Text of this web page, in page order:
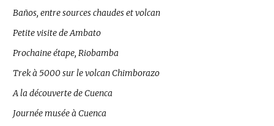
Baños, entre sources chaudes et volcan
Petite visite de Ambato
Prochaine étape, Riobamba
Trek à 5000 sur le volcan Chimborazo
A la découverte de Cuenca
Journée musée à Cuenca